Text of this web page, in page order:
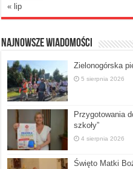
« lip
Najnowsze Wiadomości
Zielonogórska
5 sierpnia 2026
Przygotowania
szkoły”
4 sierpnia 2026
Święto Matki